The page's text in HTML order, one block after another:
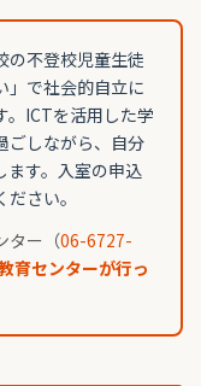
の不登校児童生徒
」で社会的自立に
。ICTを活用した学
ごしながら、自分
ます。入室の申込
さい。
ター（06-6727-
育センターが行っ